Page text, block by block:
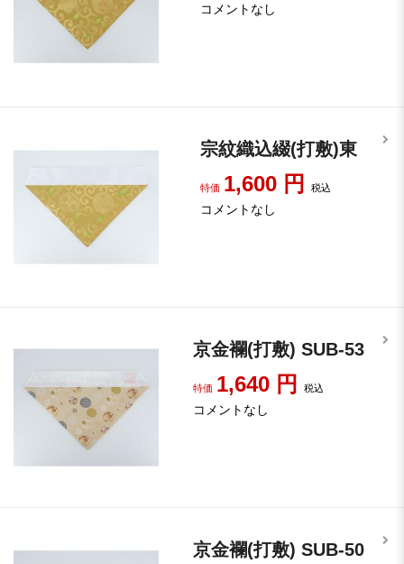
コメントなし
宗紋織込綴(打敷)東
特価 1,600 円税込
コメントなし
京金襴(打敷) SUB-53
特価 1,640 円税込
コメントなし
京金襴(打敷) SUB-50